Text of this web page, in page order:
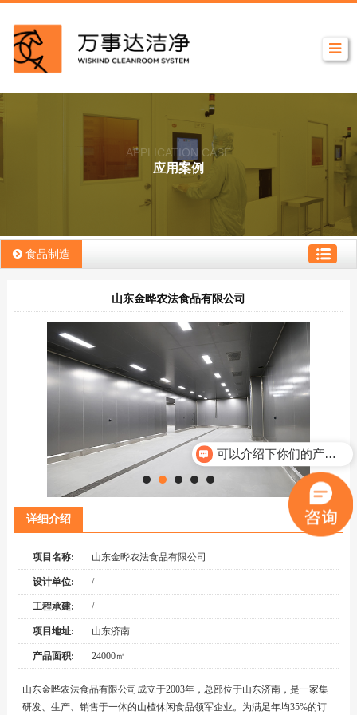
APPLICATION CASE
应用案例
食品制造
山东金晔农法食品有限公司
详细介绍
项目名称: 山东金晔农法食品有限公司
设计单位: /
工程承建: /
项目地址: 山东济南
产品面积: 24000㎡
山东金晔农法食品有限公司成立于2003年，总部位于山东济南，是一家集
研发、生产、销售于一体的山楂休闲食品领军企业。为满足年均35%的订
可以介绍下你们的产品么？